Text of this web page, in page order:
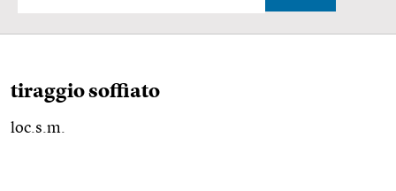
tiraggio soffiato
loc.s.m.